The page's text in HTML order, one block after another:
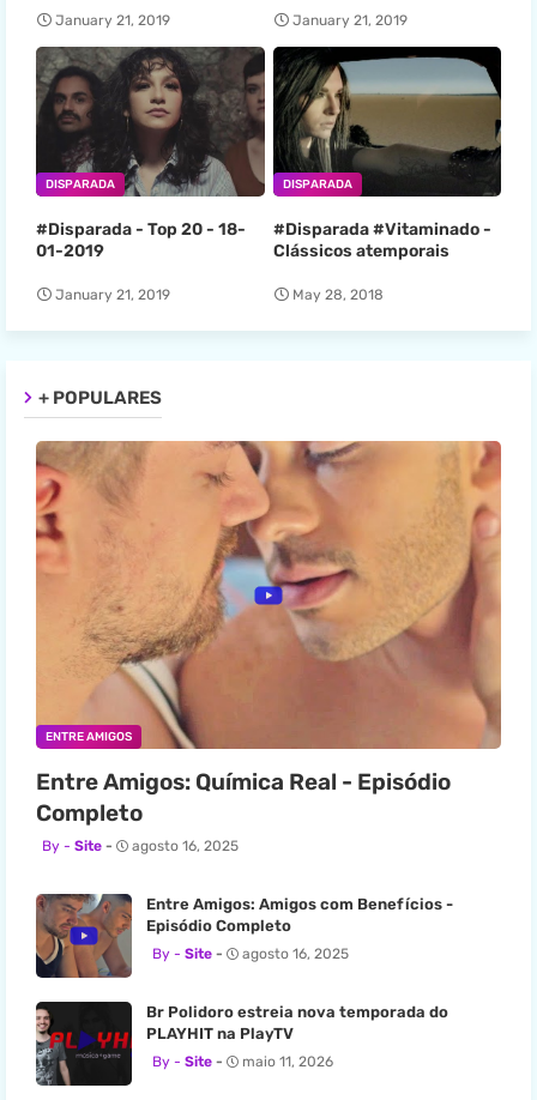
January 21, 2019 January 21, 2019
DISPARADA
#Disparada - Top 20 - 18-
01-2019
January 21, 2019
DISPARADA
#Disparada #Vitaminado -
Clássicos atemporais
May 28, 2018
+ POPULARES
ENTRE AMIGOS
Entre Amigos: Química Real - Episódio
Completo
Site agosto 16, 2025
Entre Amigos: Amigos com Benefícios -
Episódio Completo
Site agosto 16, 2025
Br Polidoro estreia nova temporada do
PLAYHIT na PlayTV
Site maio 11, 2026